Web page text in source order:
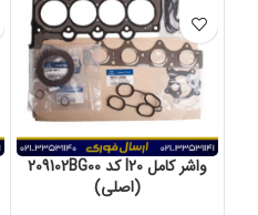
واشر کامل I20 کد 209102BG00
(اصلی)